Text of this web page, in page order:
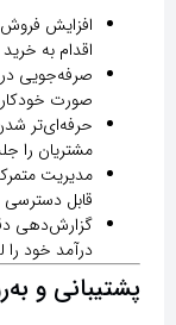
افزایش
اقدام به
صرفه‌جویی
صورت
حرفه‌ای‌تر
مشتریان را
مدیریت
قابل
گزارش‌دهی
درآمد خود
پشتیبانی و